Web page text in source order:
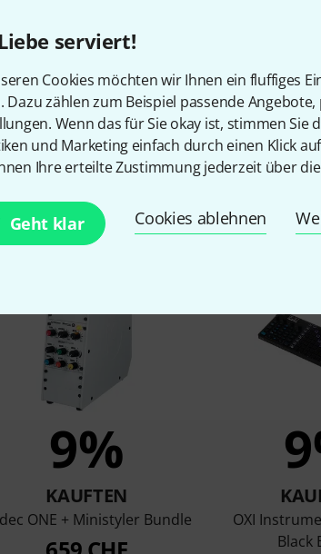
serviert!
Cookies möchten wir Ihnen ein fluffiges
Dazu zählen zum Beispiel passende
Wenn das für Sie okay ist, stimmen
und Marketing einfach durch einen Klick auf
Ihre erteilte Zustimmung jederzeit über
Geht klar Cookies ablehnen
MIDI Controller
Effekte
Produktspezifische Erweiterung
die sich dieses
9%
KAUFTEN
ONE + Ministyler Bundle
OXI
Black